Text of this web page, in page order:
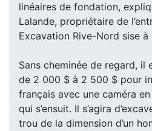
linéaires de fondation,
Lalande, propriétaire de
Excavation Rive-Nord sise à
Sans cheminée de regard, il
de 2 000 $ à 2 500 $ pour
français avec une caméra
qui s’ensuit. Il s’agira
trou de la dimension d’un